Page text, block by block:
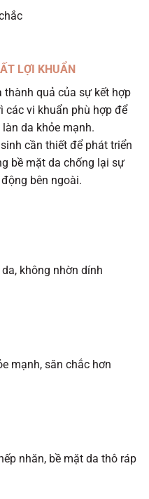
LỢI KHUẨN
thành quả của sự kết hợp
các vi khuẩn phù hợp để
da khỏe mạnh.
cần thiết để phát triển
bề mặt da chống lại sự
bên ngoài.
không nhờn dính
mạnh, săn chắc hơn
nhăn, bề mặt da thô ráp